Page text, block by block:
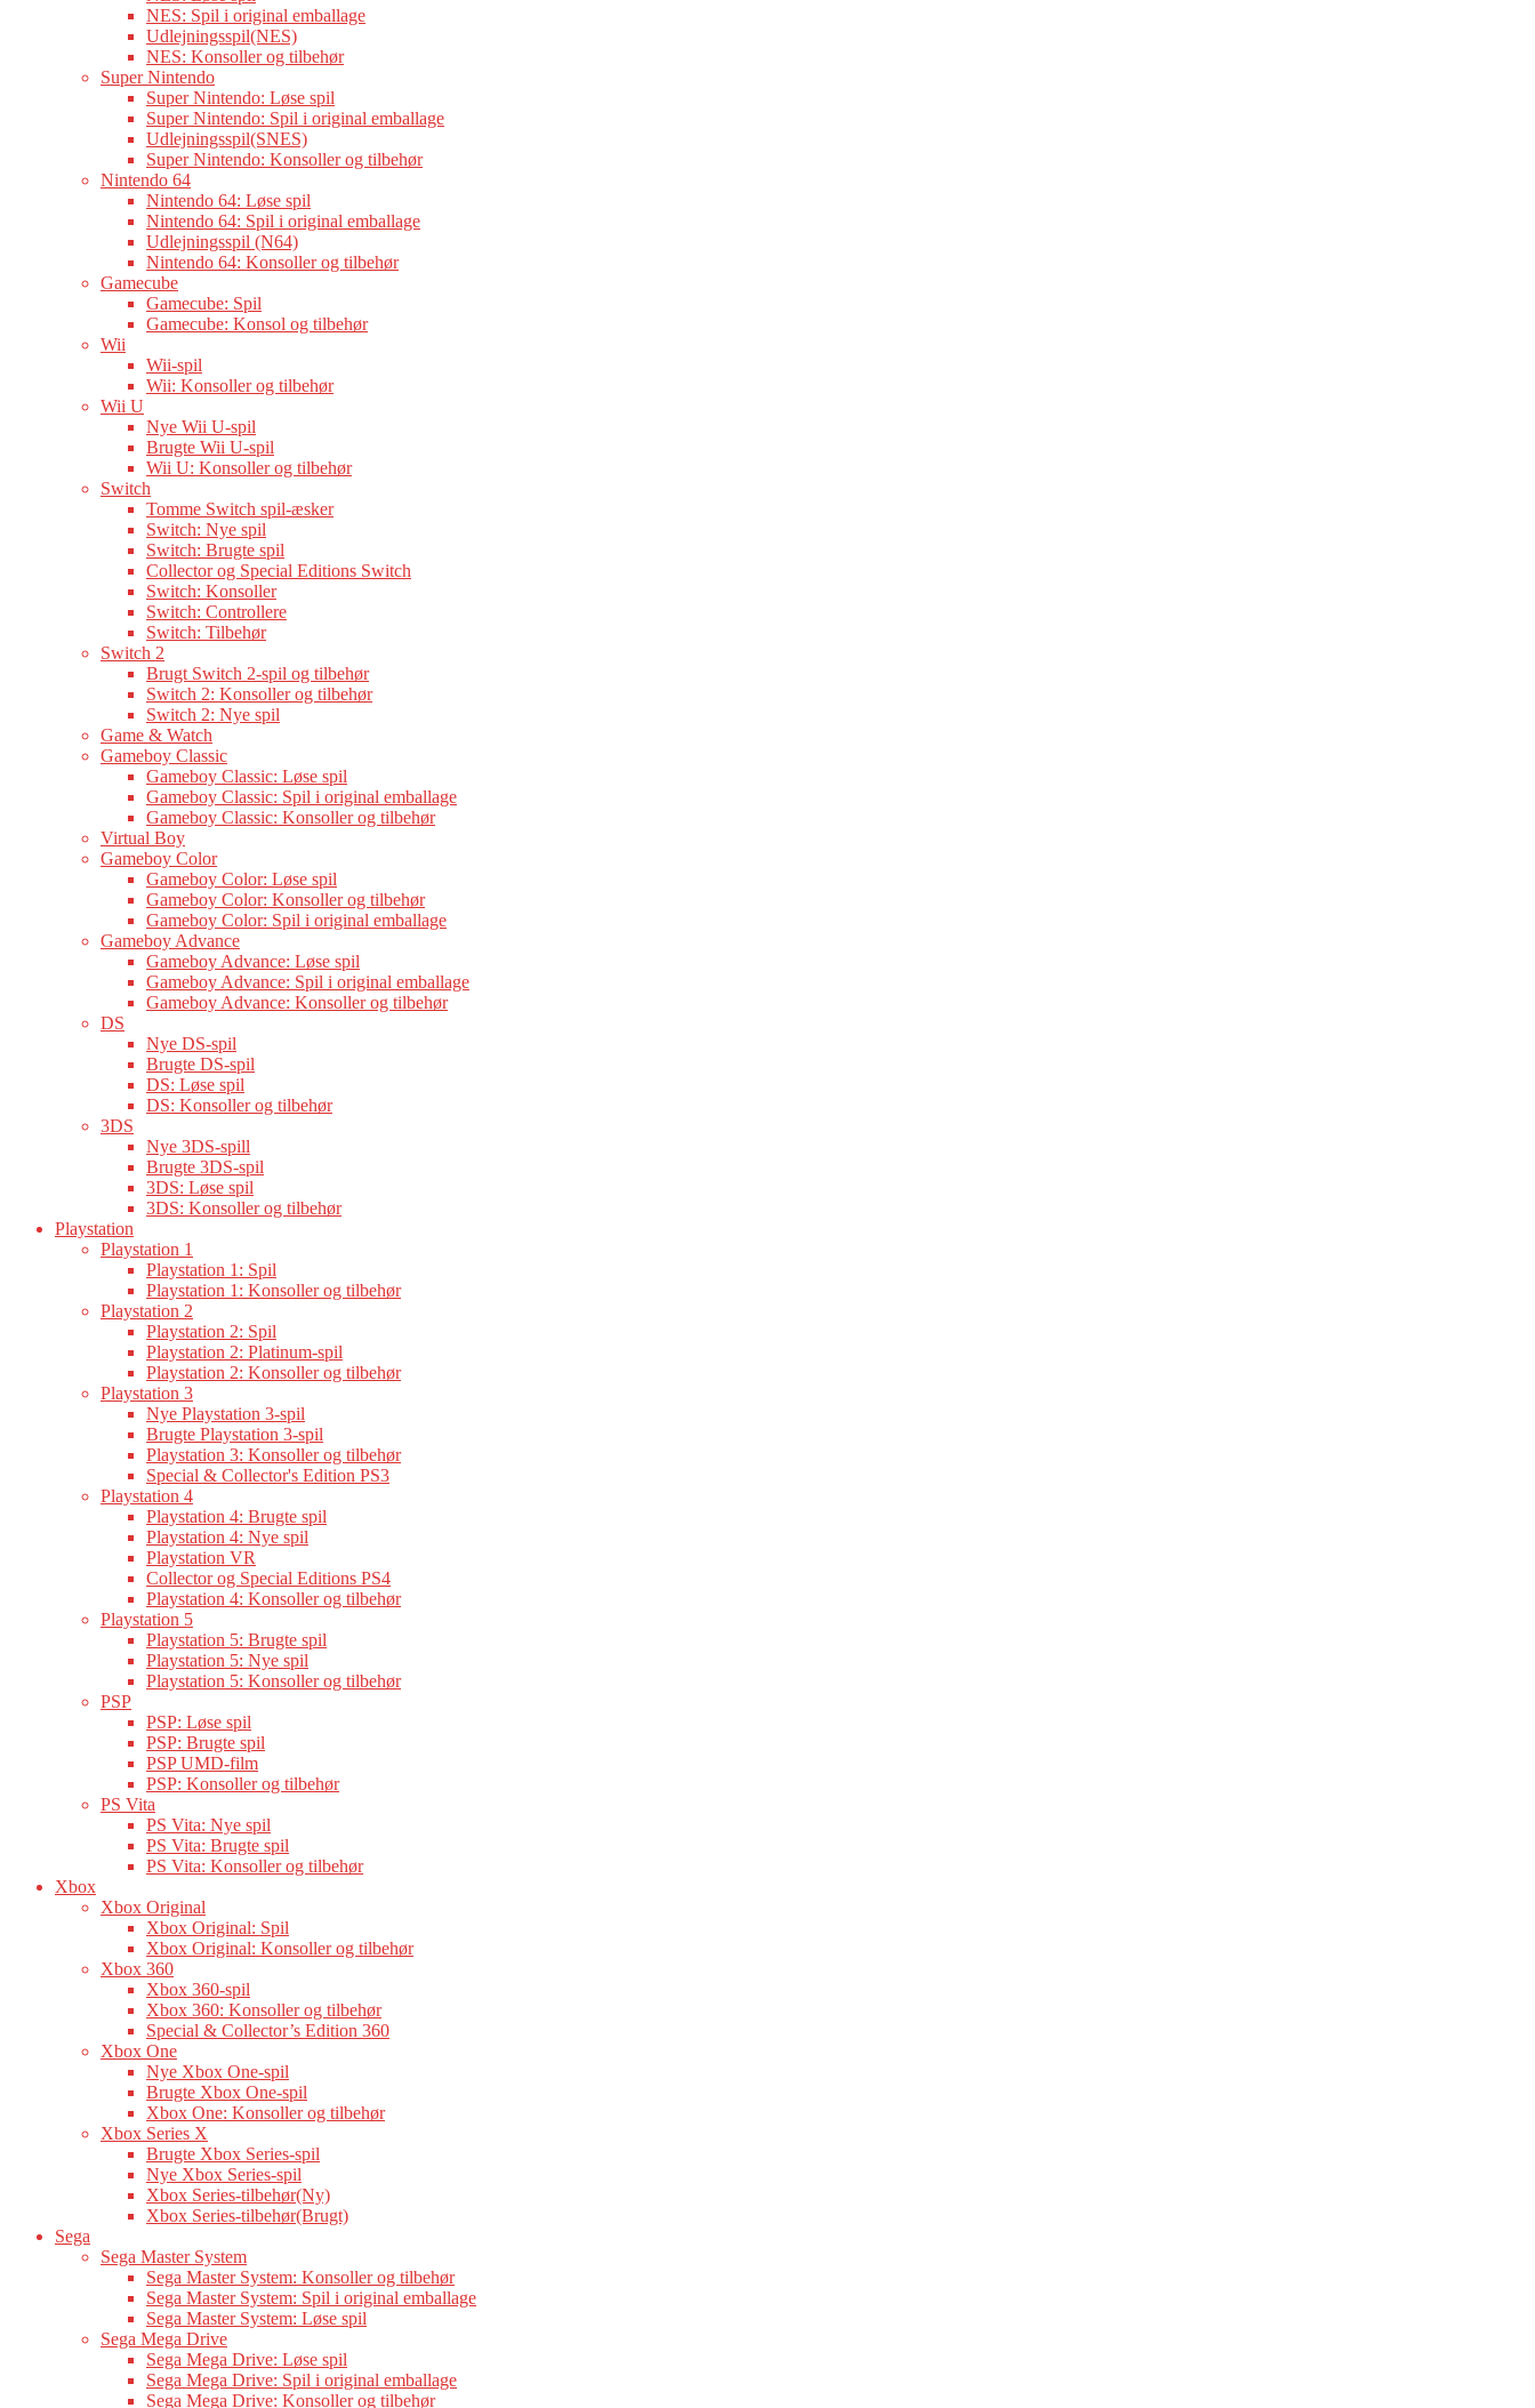
NES: Spil i original emballage
Udlejningsspil(NES)
NES: Konsoller og tilbehør
Super Nintendo
Super Nintendo: Løse spil
Super Nintendo: Spil i original emballage
Udlejningsspil(SNES)
Super Nintendo: Konsoller og tilbehør
Nintendo 64
Nintendo 64: Løse spil
Nintendo 64: Spil i original emballage
Udlejningsspil (N64)
Nintendo 64: Konsoller og tilbehør
Gamecube
Gamecube: Spil
Gamecube: Konsol og tilbehør
Wii
Wii-spil
Wii: Konsoller og tilbehør
Wii U
Nye Wii U-spil
Brugte Wii U-spil
Wii U: Konsoller og tilbehør
Switch
Tomme Switch spil-æsker
Switch: Nye spil
Switch: Brugte spil
Collector og Special Editions Switch
Switch: Konsoller
Switch: Controllere
Switch: Tilbehør
Switch 2
Brugt Switch 2-spil og tilbehør
Switch 2: Konsoller og tilbehør
Switch 2: Nye spil
Game & Watch
Gameboy Classic
Gameboy Classic: Løse spil
Gameboy Classic: Spil i original emballage
Gameboy Classic: Konsoller og tilbehør
Virtual Boy
Gameboy Color
Gameboy Color: Løse spil
Gameboy Color: Konsoller og tilbehør
Gameboy Color: Spil i original emballage
Gameboy Advance
Gameboy Advance: Løse spil
Gameboy Advance: Spil i original emballage
Gameboy Advance: Konsoller og tilbehør
DS
Nye DS-spil
Brugte DS-spil
DS: Løse spil
DS: Konsoller og tilbehør
3DS
Nye 3DS-spill
Brugte 3DS-spil
3DS: Løse spil
3DS: Konsoller og tilbehør
Playstation
Playstation 1
Playstation 1: Spil
Playstation 1: Konsoller og tilbehør
Playstation 2
Playstation 2: Spil
Playstation 2: Platinum-spil
Playstation 2: Konsoller og tilbehør
Playstation 3
Nye Playstation 3-spil
Brugte Playstation 3-spil
Playstation 3: Konsoller og tilbehør
Special & Collector's Edition PS3
Playstation 4
Playstation 4: Brugte spil
Playstation 4: Nye spil
Playstation VR
Collector og Special Editions PS4
Playstation 4: Konsoller og tilbehør
Playstation 5
Playstation 5: Brugte spil
Playstation 5: Nye spil
Playstation 5: Konsoller og tilbehør
PSP
PSP: Løse spil
PSP: Brugte spil
PSP UMD-film
PSP: Konsoller og tilbehør
PS Vita
PS Vita: Nye spil
PS Vita: Brugte spil
PS Vita: Konsoller og tilbehør
Xbox
Xbox Original
Xbox Original: Spil
Xbox Original: Konsoller og tilbehør
Xbox 360
Xbox 360-spil
Xbox 360: Konsoller og tilbehør
Special & Collector’s Edition 360
Xbox One
Nye Xbox One-spil
Brugte Xbox One-spil
Xbox One: Konsoller og tilbehør
Xbox Series X
Brugte Xbox Series-spil
Nye Xbox Series-spil
Xbox Series-tilbehør(Ny)
Xbox Series-tilbehør(Brugt)
Sega
Sega Master System
Sega Master System: Konsoller og tilbehør
Sega Master System: Spil i original emballage
Sega Master System: Løse spil
Sega Mega Drive
Sega Mega Drive: Løse spil
Sega Mega Drive: Spil i original emballage
Sega Mega Drive: Konsoller og tilbehør